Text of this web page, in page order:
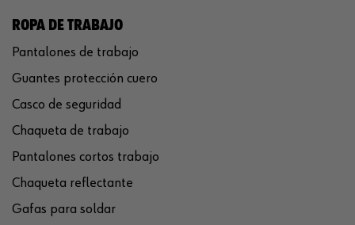
ROPA DE TRABAJO
Pantalones de trabajo
Guantes protección cuero
Casco de seguridad
Chaqueta de trabajo
Pantalones cortos trabajo
Chaqueta reflectante
Gafas para soldar